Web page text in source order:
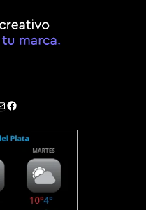
electrónico
Facebook